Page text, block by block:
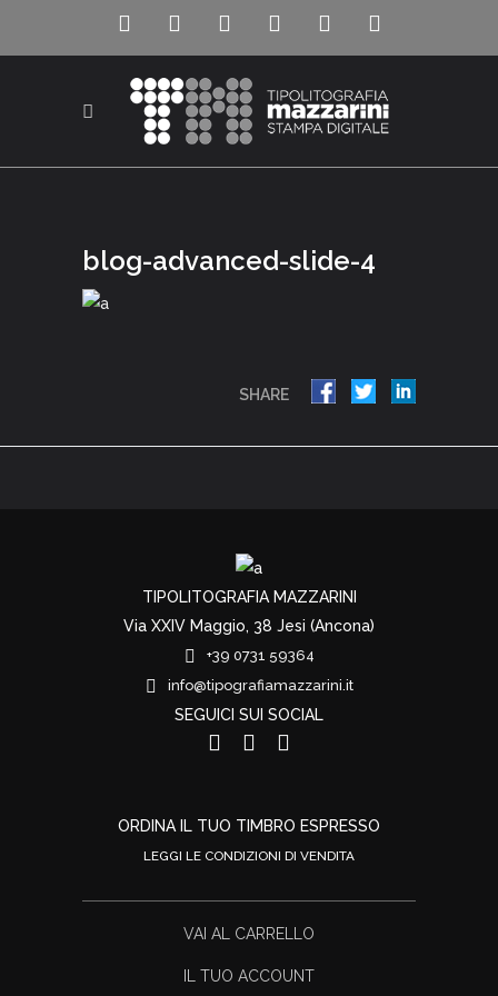
blog-advanced-slide-4
SHARE
TIPOLITOGRAFIA MAZZARINI
Via XXIV Maggio, 38 Jesi (Ancona)
+39 0731 59364
info@tipografiamazzarini.it
SEGUICI SUI SOCIAL
ORDINA IL TUO TIMBRO ESPRESSO
LEGGI LE CONDIZIONI DI VENDITA
VAI AL CARRELLO
IL TUO ACCOUNT